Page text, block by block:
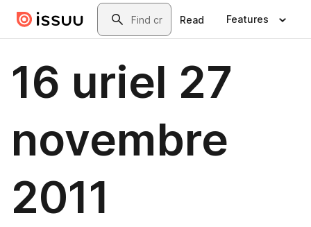
Skip to main contentSearch
Read Features
16 uriel 27
novembre
2011